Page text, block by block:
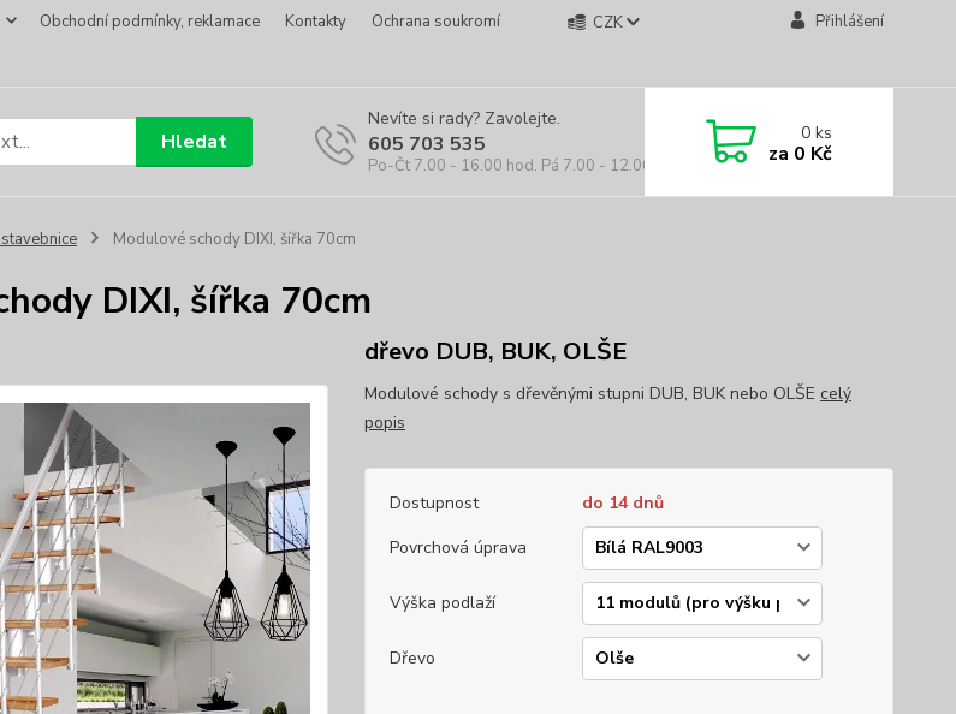
Obchodní podmínky, reklamace Kontakty
Ochrana soukromí
CZK Přihlášení
Hledat
Nevíte si rady? Zavolejte.
605 703 535
Po-Čt 7.00 - 16.00 hod. Pá 7.00 - 12.00 hod.
0ks
za 0 Kč
Modulové schody DIXI, šířka 70cm
DIXI, šířka 70cm
dřevo DUB, BUK, OLŠE
Modulové schody s dřevěnými stupni DUB, BUK nebo OLŠE celý
popis
Dostupnost
do 14 dnů
Povrchová úprava
Výška podlaží
Dřevo